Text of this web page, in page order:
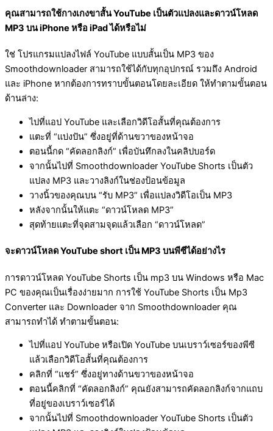
คุณสามารถใช้กางเกงขาสั้น YouTube เป็นตัวแปลงและดาวน์โหลด
MP3 บน iPhone หรือ iPad ได้หรือไม่
ใช่ โปรแกรมแปลงไฟล์ YouTube แบบสั้นเป็น MP3 ของ
Smoothdownloader สามารถใช้ได้กับทุกอุปกรณ์ รวมถึง Android
และ iPhone หากต้องการทราบขั้นตอนโดยละเอียด ให้ทำตามขั้นตอน
ด้านล่าง:
ไปที่แอป YouTube และเลือกวิดีโอสั้นที่คุณต้องการ
แตะที่ “แบ่งปัน” ซึ่งอยู่ที่ด้านขวาของหน้าจอ
ตอนนี้กด “คัดลอกลิงก์” เพื่อบันทึกลงในคลิปบอร์ด
จากนั้นไปที่ Smoothdownloader YouTube Shorts เป็นตัว
แปลง MP3 และวางลิงก์ในช่องป้อนข้อมูล
วางนิ้วของคุณบน “รับ MP3” เพื่อแปลงวิดีโอเป็น MP3
หลังจากนั้นให้แตะ “ดาวน์โหลด MP3”
สุดท้ายแตะที่จุดสามจุดแล้วเลือก “ดาวน์โหลด”
จะดาวน์โหลด YouTube short เป็น MP3 บนพีซีได้อย่างไร
การดาวน์โหลด YouTube Shorts เป็น mp3 บน Windows หรือ Mac
PC ของคุณเป็นเรื่องง่ายมาก การใช้ YouTube Shorts เป็น Mp3
Converter และ Downloader จาก Smoothdownloader คุณ
สามารถทำได้ ทำตามขั้นตอน:
ไปที่แอป YouTube หรือเปิด YouTube บนเบราว์เซอร์ของพีซี
แล้วเลือกวิดีโอสั้นที่คุณต้องการ
คลิกที่ “แชร์” ซึ่งอยู่ทางด้านขวาของหน้าจอ
ตอนนี้คลิกที่ “คัดลอกลิงก์” คุณยังสามารถคัดลอกลิงก์จากแถบ
ที่อยู่ของเบราว์เซอร์ได้
จากนั้นไปที่ Smoothdownloader YouTube Shorts เป็นตัว